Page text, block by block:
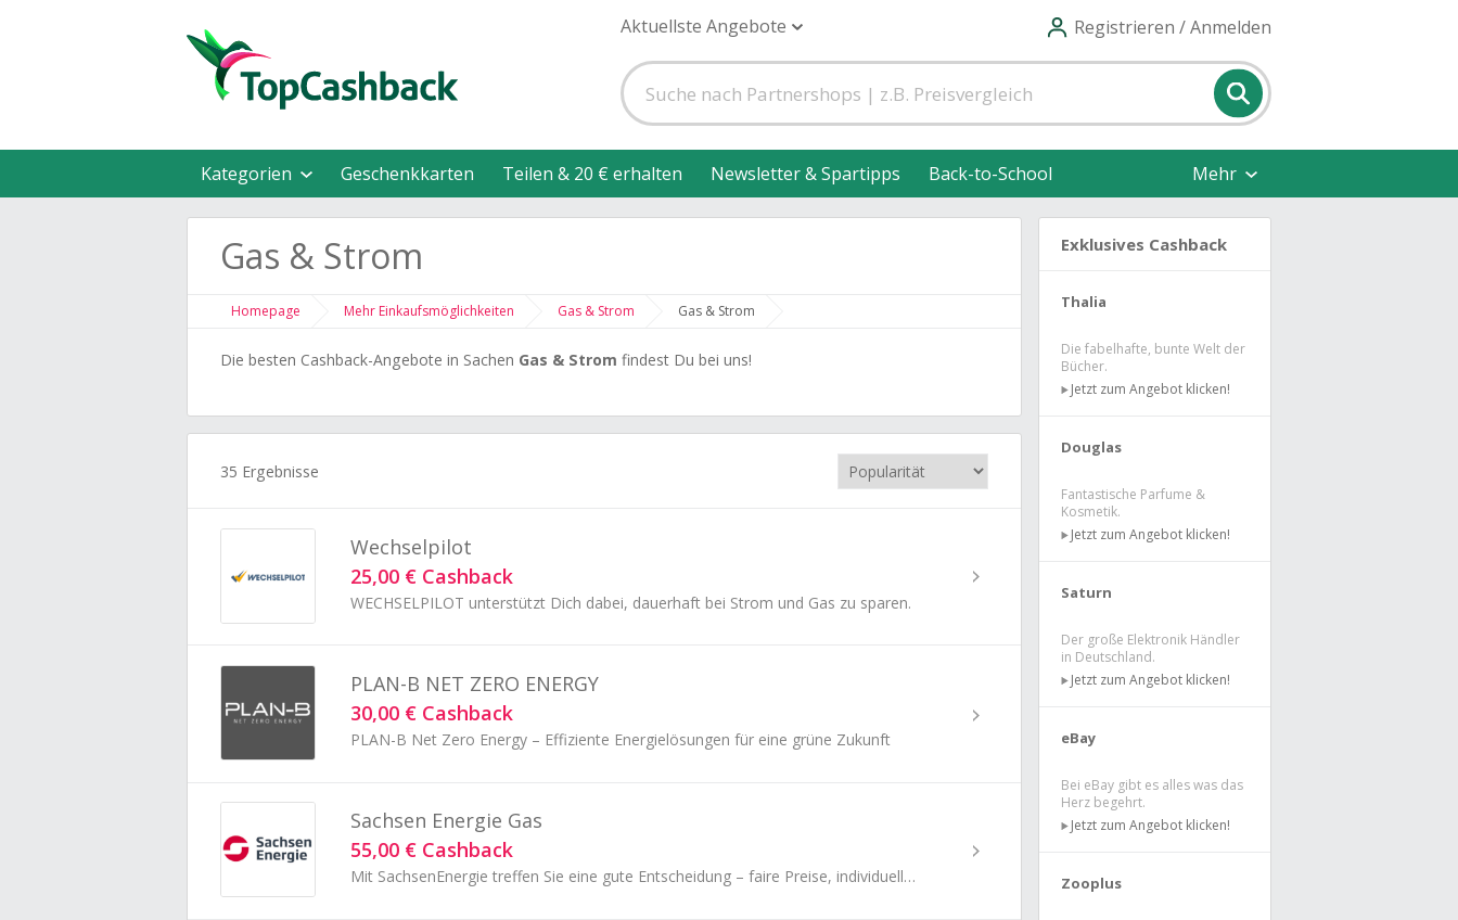
Aktuellste Angebote Registrieren / Anmelden
Kategorien Geschenkkarten Teilen & 20 € erhalten Newsletter & Spartipps Back-to-School Mehr
Gas & Strom
Homepage Mehr Einkaufsmöglichkeiten Gas & Strom Gas & Strom
Die besten Cashback-Angebote in Sachen Gas & Strom findest Du bei uns!
35 Ergebnisse
Wechselpilot
25,00 € Cashback
WECHSELPILOT unterstützt Dich dabei, dauerhaft bei Strom und Gas zu sparen.
PLAN-B NET ZERO ENERGY
30,00 € Cashback
PLAN-B Net Zero Energy – Effiziente Energielösungen für eine grüne Zukunft
Sachsen Energie Gas
55,00 € Cashback
Mit SachsenEnergie treffen Sie eine gute Entscheidung – faire Preise, individuelle Produkte und zuverlässiger Kundenservice.
Exklusives Cashback
Thalia
Die fabelhafte, bunte Welt der
Bücher.
Jetzt zum Angebot klicken!
Douglas
Fantastische Parfume &
Kosmetik.
Jetzt zum Angebot klicken!
Saturn
Der große Elektronik Händler
in Deutschland.
Jetzt zum Angebot klicken!
eBay
Bei eBay gibt es alles was das
Herz begehrt.
Jetzt zum Angebot klicken!
Zooplus